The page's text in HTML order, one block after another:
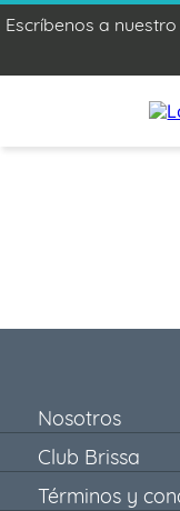
Escríbenos a
Nosotros
Club Brissa
Términos y